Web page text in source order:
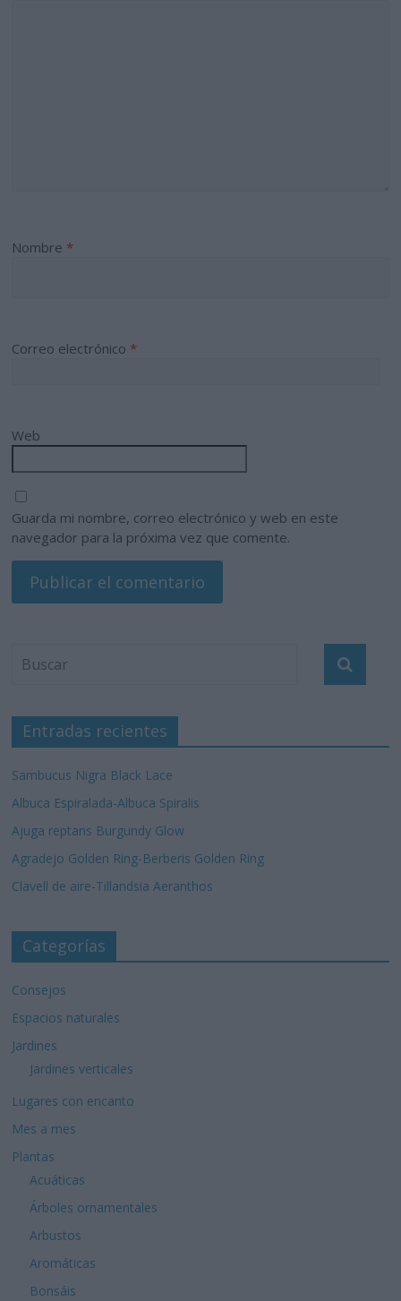
Nombre *
Correo electrónico *
Web
Guarda mi nombre, correo electrónico y web en este
navegador para la próxima vez que comente.
Entradas recientes
Sambucus Nigra Black Lace
Albuca Espiralada-Albuca Spiralis
Ajuga reptans Burgundy Glow
Agradejo Golden Ring-Berberis Golden Ring
Clavell de aire-Tillandsia Aeranthos
Categorías
Consejos
Espacios naturales
Jardines
Jardines verticales
Lugares con encanto
Mes a mes
Plantas
Acuáticas
Árboles ornamentales
Arbustos
Aromáticas
Bonsáis